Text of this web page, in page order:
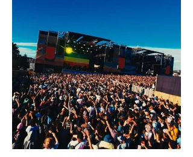
Centro Cultural Estación Mapocho, espacio
que albergará durante dos jornadas una
pro